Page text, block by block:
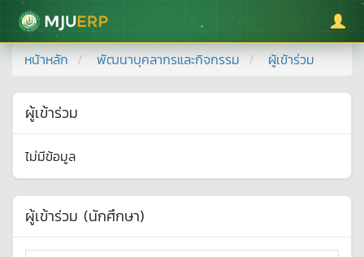
มหาวิทยาลัยแม่โจ้
หน้าหลัก พัฒนาบุคลากรและกิจกรรม ผู้เข้าร่วม
ผู้เข้าร่วม
ไม่มีข้อมูล
ผู้เข้าร่วม (นักศึกษา)